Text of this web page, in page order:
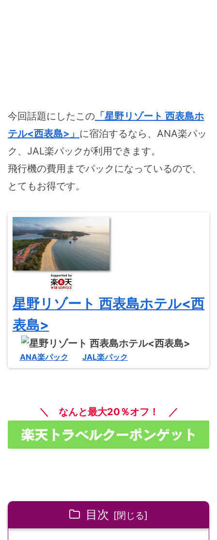
今回話題にしたこの 「星野リゾート 西表島ホ
テル<西表島>」 に宿泊するなら、ANA楽パッ
ク、JAL楽パックが利用できます。
飛行機の費用までパックになっているので、
とてもお得です。
星野リゾート 西表島ホテル<西
表島>
ANA楽パック JAL楽パック
＼ なんと最大20％オフ！ ／
目次